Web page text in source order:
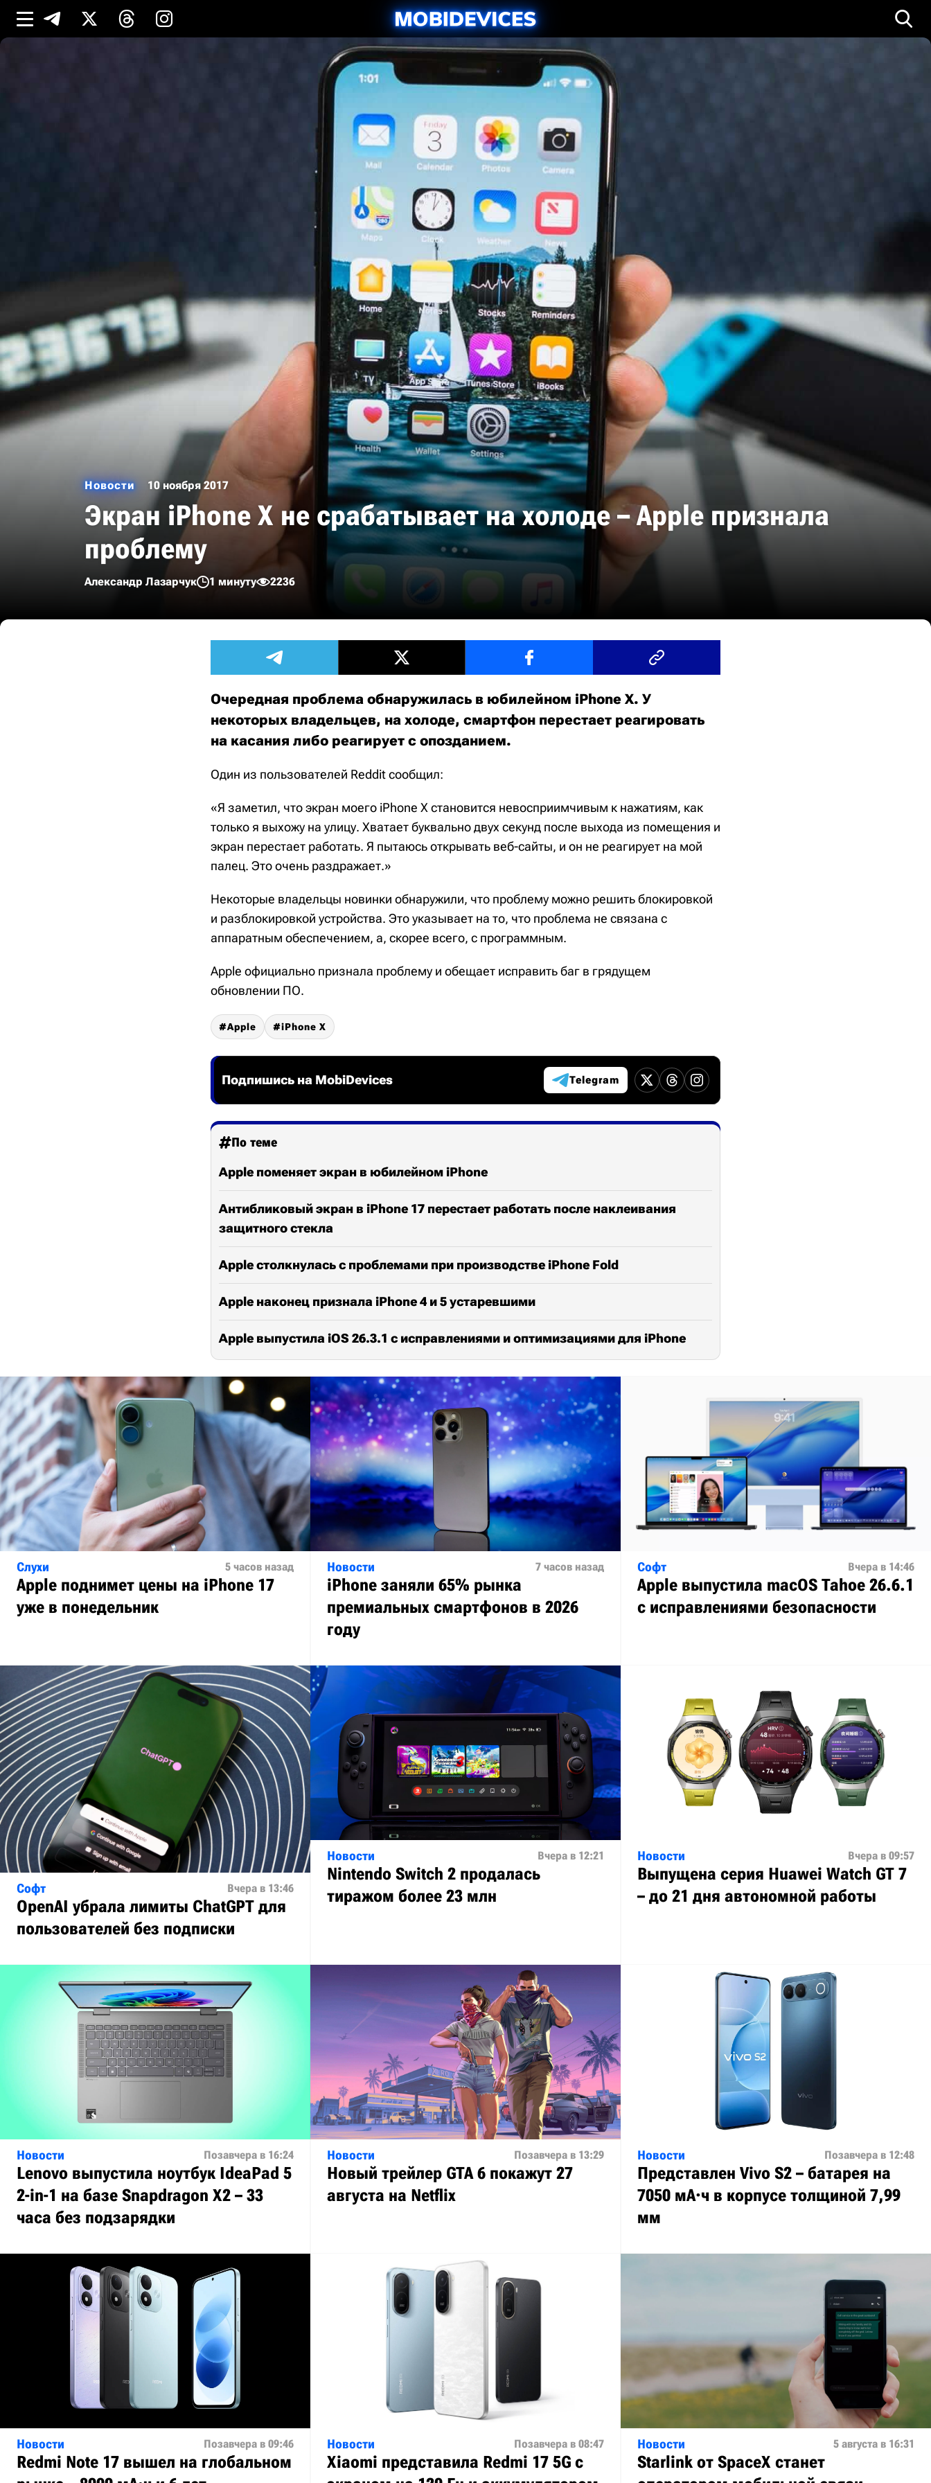
Новости 10 ноября 2017
Экран iPhone X не срабатывает на холоде – Apple признала
проблему
Александр Лазарчук 1 минуту 2236
Очередная проблема обнаружилась в юбилейном iPhone X. У
некоторых владельцев, на холоде, смартфон перестает реагировать
на касания либо реагирует с опозданием.
Один из пользователей Reddit сообщил:
«Я заметил, что экран моего iPhone X становится невосприимчивым к нажатиям, как
только я выхожу на улицу. Хватает буквально двух секунд после выхода из помещения и
экран перестает работать. Я пытаюсь открывать веб-сайты, и он не реагирует на мой
палец. Это очень раздражает.»
Некоторые владельцы новинки обнаружили, что проблему можно решить блокировкой
и разблокировкой устройства. Это указывает на то, что проблема не связана с
аппаратным обеспечением, а, скорее всего, с программным.
Apple официально признала проблему и обещает исправить баг в грядущем
обновлении ПО.
Apple iPhone X
Подпишись на MobiDevices Telegram
По теме
Apple поменяет экран в юбилейном iPhone
Антибликовый экран в iPhone 17 перестает работать после наклеивания
защитного стекла
Apple столкнулась с проблемами при производстве iPhone Fold
Apple наконец признала iPhone 4 и 5 устаревшими
Apple выпустила iOS 26.3.1 с исправлениями и оптимизациями для iPhone
Слухи 5 часов назад
Apple поднимет цены на iPhone 17
уже в понедельник
Новости 7 часов назад
iPhone заняли 65% рынка
премиальных смартфонов в 2026
году
Софт Вчера в 14:46
Apple выпустила macOS Tahoe 26.6.1
с исправлениями безопасности
Софт Вчера в 13:46
OpenAI убрала лимиты ChatGPT для
пользователей без подписки
Новости Вчера в 12:21
Nintendo Switch 2 продалась
тиражом более 23 млн
Новости Вчера в 09:57
Выпущена серия Huawei Watch GT 7
– до 21 дня автономной работы
Новости Позавчера в 16:24
Lenovo выпустила ноутбук IdeaPad 5
2-in-1 на базе Snapdragon X2 – 33
часа без подзарядки
Новости Позавчера в 13:29
Новый трейлер GTA 6 покажут 27
августа на Netflix
Новости Позавчера в 12:48
Представлен Vivo S2 – батарея на
7050 мА·ч в корпусе толщиной 7,99
мм
Новости Позавчера в 09:46
Redmi Note 17 вышел на глобальном
Новости Позавчера в 08:47
Xiaomi представила Redmi 17 5G с
Новости 5 августа в 16:31
Starlink от SpaceX станет